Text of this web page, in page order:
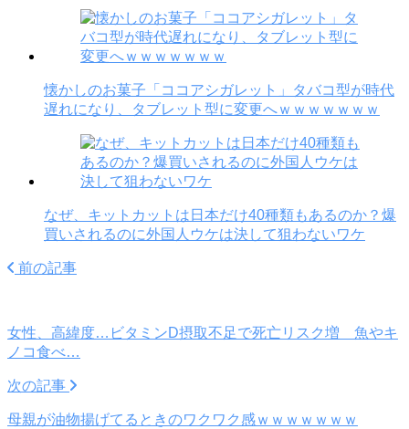
懐かしのお菓子「ココアシガレット」タバコ型が時代
遅れになり、タブレット型に変更へｗｗｗｗｗｗｗ
なぜ、キットカットは日本だけ40種類もあるのか？爆
買いされるのに外国人ウケは決して狙わないワケ
前の記事
女性、高緯度…ビタミンD摂取不足で死亡リスク増 魚やキ
ノコ食べ…
次の記事
母親が油物揚げてるときのワクワク感ｗｗｗｗｗｗｗ